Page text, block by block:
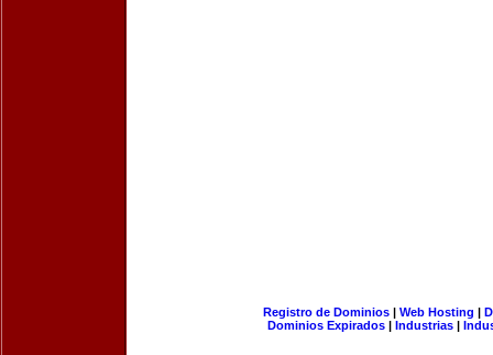
Registro de Dominios| Web Hosting |
Dominios Expirados | Industrias |